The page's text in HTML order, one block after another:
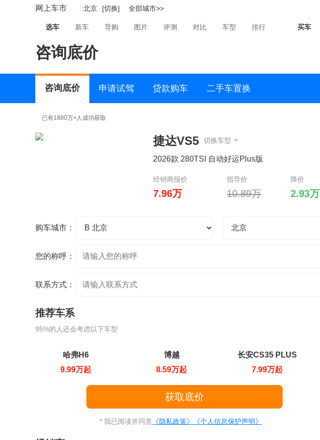
网上车市 北京 [切换] 全部城市>>
选车 新车 导购 图片 评测 对比 车型 排行 买车
咨询底价
咨询底价 申请试驾 贷款购车 二手车置换
已有1880万+人成功获取
捷达VS5 切换车型
2026款 280TSI 自动好运Plus版
经销商报价 指导价 降价
7.96万 10.89万 2.93万
购车城市：
您的称呼：
联系方式：
推荐车系
95%的人还会考虑以下车型
哈弗H6
9.99万起
博越
8.59万起
长安CS35 PLUS
7.99万起
* 我已阅读并同意 《隐私政策》 《个人信息保护声明》